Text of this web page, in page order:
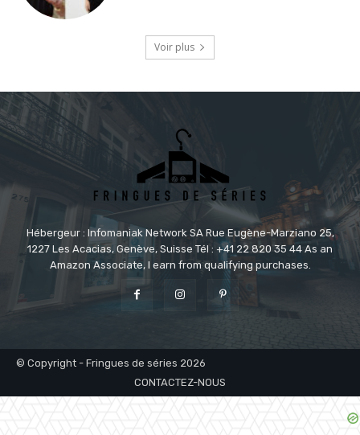
Voir plus
Hébergeur : Infomaniak Network SA Rue Eugène-Marziano 25,
1227 Les Acacias, Genève, Suisse Tél : +41 22 820 35 44 As an
Amazon Associate, I earn from qualifying purchases.
© Copyright - Fringues de séries 2026
CONTACTEZ-NOUS